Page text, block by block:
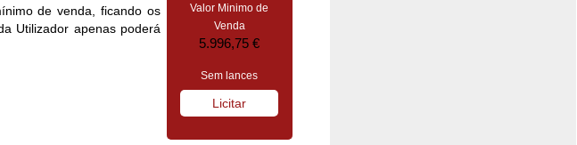
de venda, ficando os
Utilizador apenas poderá
Valor Minimo de
Venda
5.996,75 €
Sem lances
Licitar